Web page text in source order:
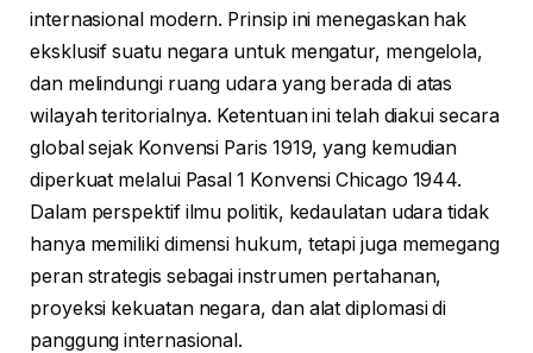
internasional modern. Prinsip ini menegaskan hak
eksklusif suatu negara untuk mengatur, mengelola,
dan melindungi ruang udara yang berada di atas
wilayah teritorialnya. Ketentuan ini telah diakui secara
global sejak Konvensi Paris 1919, yang kemudian
diperkuat melalui Pasal 1 Konvensi Chicago 1944.
Dalam perspektif ilmu politik, kedaulatan udara tidak
hanya memiliki dimensi hukum, tetapi juga memegang
peran strategis sebagai instrumen pertahanan,
proyeksi kekuatan negara, dan alat diplomasi di
panggung internasional.